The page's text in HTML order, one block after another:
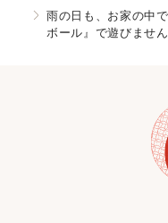
雨の日も、お家の中
ボール』で遊びませ